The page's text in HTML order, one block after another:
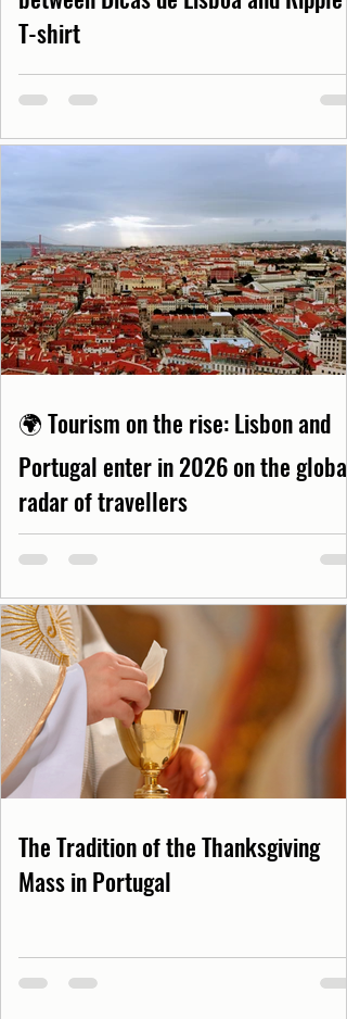
T-shirt
🌍 Tourism on the rise: Lisbon and
Portugal enter in 2026 on the global
radar of travellers
The Tradition of the Thanksgiving
Mass in Portugal